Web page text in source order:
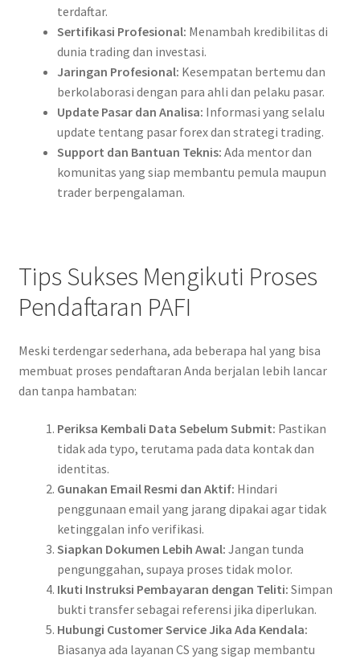
terdaftar.
Sertifikasi Profesional: Menambah kredibilitas di
dunia trading dan investasi.
Jaringan Profesional: Kesempatan bertemu dan
berkolaborasi dengan para ahli dan pelaku pasar.
Update Pasar dan Analisa: Informasi yang selalu
update tentang pasar forex dan strategi trading.
Support dan Bantuan Teknis: Ada mentor dan
komunitas yang siap membantu pemula maupun
trader berpengalaman.
Tips Sukses Mengikuti Proses
Pendaftaran PAFI
Meski terdengar sederhana, ada beberapa hal yang bisa
membuat proses pendaftaran Anda berjalan lebih lancar
dan tanpa hambatan:
Periksa Kembali Data Sebelum Submit: Pastikan
tidak ada typo, terutama pada data kontak dan
identitas.
Gunakan Email Resmi dan Aktif: Hindari
penggunaan email yang jarang dipakai agar tidak
ketinggalan info verifikasi.
Siapkan Dokumen Lebih Awal: Jangan tunda
pengunggahan, supaya proses tidak molor.
Ikuti Instruksi Pembayaran dengan Teliti: Simpan
bukti transfer sebagai referensi jika diperlukan.
Hubungi Customer Service Jika Ada Kendala:
Biasanya ada layanan CS yang sigap membantu